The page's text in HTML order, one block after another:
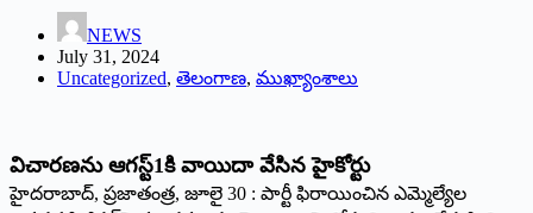
NEWS
July 31, 2024
Uncategorized, తెలంగాణ, ముఖ్యాంశాలు
విచారణను ఆగస్ట్‌1కి వాయిదా వేసిన హైకోర్టు
హైదరాబాద్‌, ప్రజాతంత్ర, జూలై 30 : పార్టీ ఫిరాయించిన ఎమ్మెల్యేల